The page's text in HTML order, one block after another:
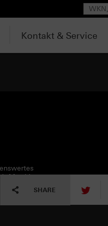
Suche
Kontakt & Service
Matthias
SHARE tweet